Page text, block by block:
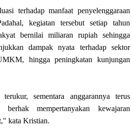
terhadap manfaat penyelenggaraan
kegiatan tersebut setiap tahun
bernilai miliaran rupiah sehingga
dampak nyata terhadap sektor
hingga peningkatan kunjungan
sementara anggarannya terus
mempertanyakan kewajaran
kata Kristian.